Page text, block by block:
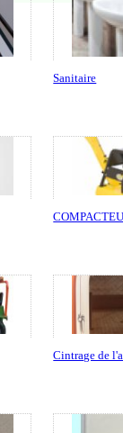
Sanitaire
Cintrage de